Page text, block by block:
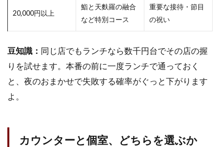
20,000円以上
鮨と天麩羅の融合
など特別コース
重要な接待・節目
の祝い
豆知識： 同じ店でもランチなら数千円台でその店の握
りを試せます。本番の前に一度ランチで通っておく
と、夜のおまかせで失敗する確率がぐっと下がります
よ。
カウンターと個室、どちらを選ぶか